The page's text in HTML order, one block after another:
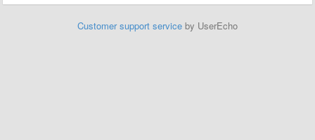
Customer support service by UserEcho